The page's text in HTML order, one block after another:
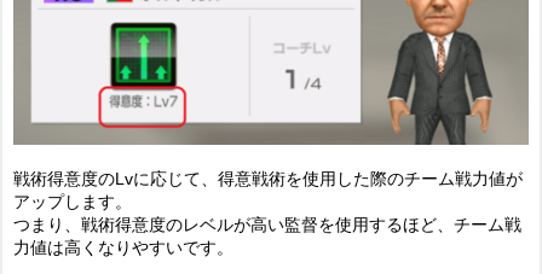
戦術得意度のLvに応じて、得意戦術を使用した際のチーム戦力値が
アップします。
つまり、戦術得意度のレベルが高い監督を使用するほど、チーム戦
力値は高くなりやすいです。